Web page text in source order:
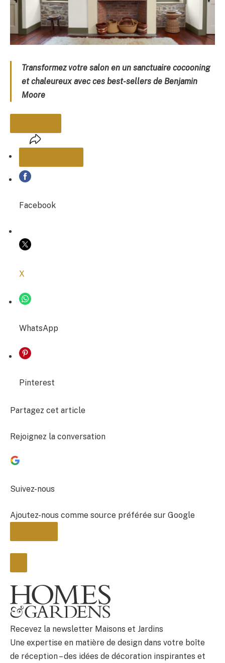
Transformez votre salon en un sanctuaire cocooning
et chaleureux avec ces best-sellers de Benjamin
Moore
PARTAGER
COPIER LE LIEN
Facebook
X
WhatsApp
Pinterest
Partagez cet article
Rejoignez la conversation
Suivez-nous
Ajoutez-nous comme source préférée sur Google
BULLETIN
Recevez la newsletter Maisons et Jardins
Une expertise en matière de design dans votre boîte
de réception – des idées de décoration inspirantes et